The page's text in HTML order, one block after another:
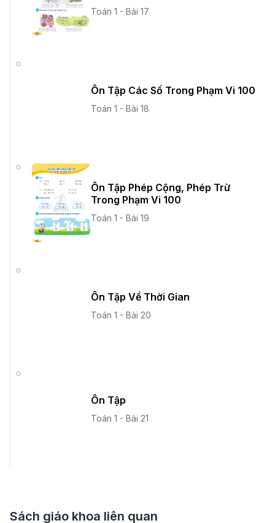
Toán 1 - Bài 17
Ôn Tập Các Số Trong Phạm Vi 100
Toán 1 - Bài 18
Ôn Tập Phép Cộng, Phép Trừ
Trong Phạm Vi 100
Toán 1 - Bài 19
Ôn Tập Về Thời Gian
Toán 1 - Bài 20
Ôn Tập
Toán 1 - Bài 21
Sách giáo khoa liên quan